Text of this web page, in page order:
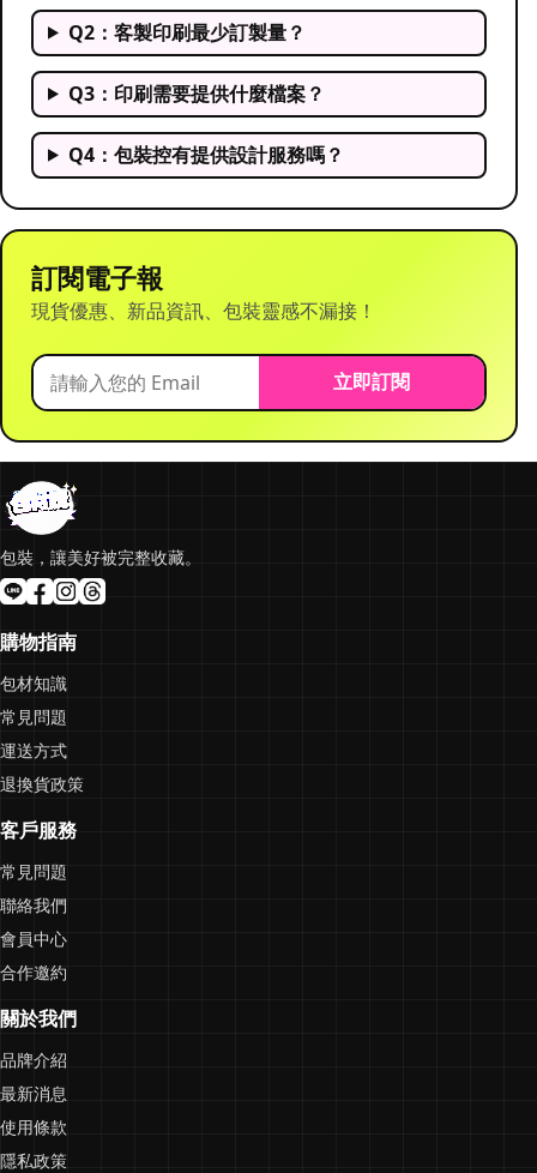
Q2：客製印刷最少訂製量？
Q3：印刷需要提供什麼檔案？
Q4：包裝控有提供設計服務嗎？
訂閱電子報
現貨優惠、新品資訊、包裝靈感不漏接！
立即訂閱
包裝，讓美好被完整收藏。
購物指南
包材知識
常見問題
運送方式
退換貨政策
客戶服務
常見問題
聯絡我們
會員中心
合作邀約
關於我們
品牌介紹
最新消息
使用條款
隱私政策